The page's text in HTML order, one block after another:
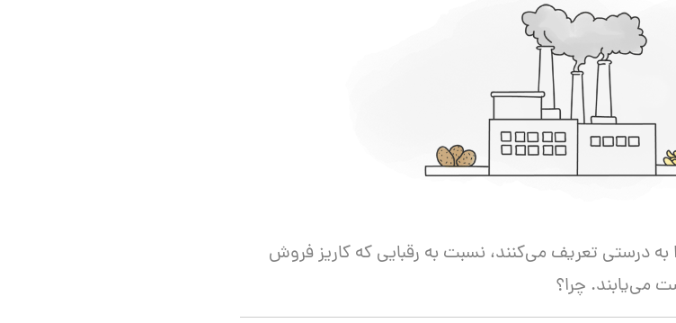
درستی تعریف می‌کنند، نسبت به رقبایی که کاریز فروش
می‌یابند. چرا؟